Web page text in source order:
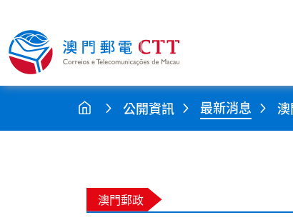
公開資訊 最新消息
澳門郵政